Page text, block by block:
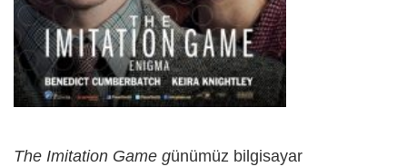
The Imitation Game günümüz bilgisayar